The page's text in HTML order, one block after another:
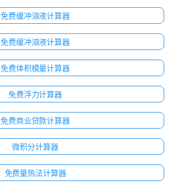
免费缓冲溶液计算器
免费缓冲溶液计算器
免费体积模量计算器
免费浮力计算器
免费商业贷款计算器
微积分计算器
免费量热法计算器